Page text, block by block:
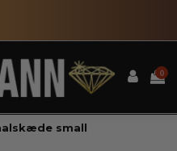
0
small